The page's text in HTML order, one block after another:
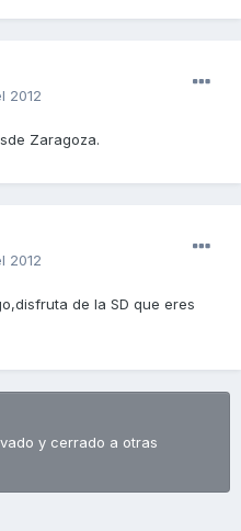
2012
Zaragoza.
2012
de la SD que eres
y cerrado a otras